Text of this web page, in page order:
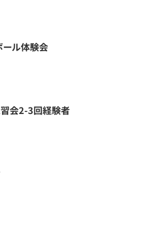
ール体験会
会2-3回経験者